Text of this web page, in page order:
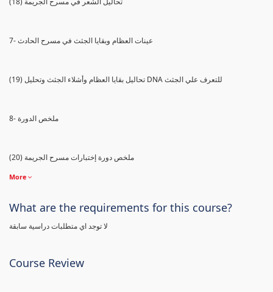
7- عينات العظام وبقايا الجثث في مسرح الحادث
(19) تحاليل بقايا العظام وأشلاء الجثث وتحليل DNA للتعرف علي الجثث
8- ملخص الدورة
(20) ملخص دورة إختبارات مسرح الجريمة
More
What are the requirements for this course?
لا توجد اي متطلبات دراسية سابقة
Course Review